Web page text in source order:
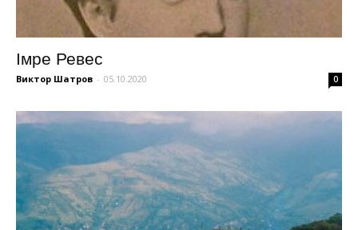
Імре Ревес
Виктор Шатров - 05.10.2020 0